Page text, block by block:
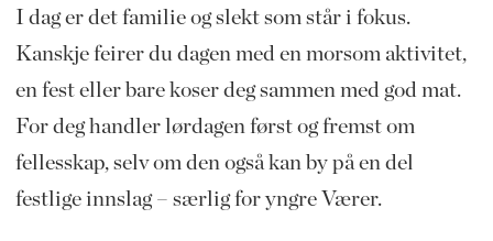
I dag er det familie og slekt som står i fokus.
Kanskje feirer du dagen med en morsom aktivitet,
en fest eller bare koser deg sammen med god mat.
For deg handler lørdagen først og fremst om
fellesskap, selv om den også kan by på en del
festlige innslag – særlig for yngre Værer.